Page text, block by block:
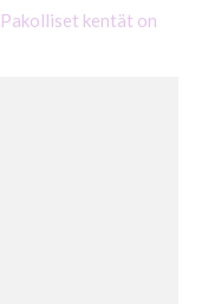
Pakolliset kentät on